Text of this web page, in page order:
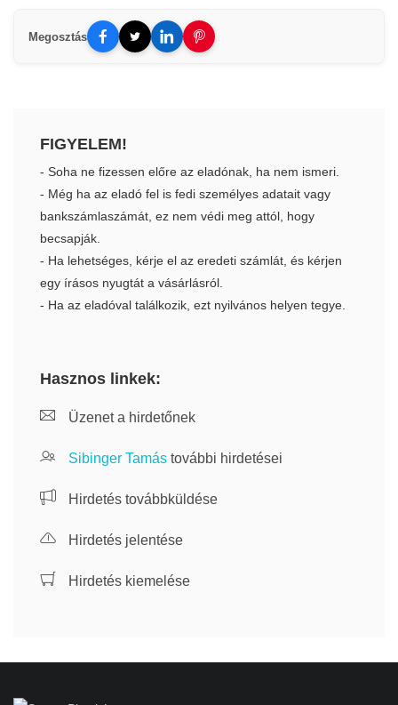
Megosztás
FIGYELEM!
- Soha ne fizessen előre az eladónak, ha nem ismeri.
- Még ha az eladó fel is fedi személyes adatait vagy
bankszámlaszámát, ez nem védi meg attól, hogy
becsapják.
- Ha lehetséges, kérje el az eredeti számlát, és kérjen
egy írásos nyugtát a vásárlásról.
- Ha az eladóval találkozik, ezt nyilvános helyen tegye.
Hasznos linkek:
Üzenet a hirdetőnek
Sibinger Tamás további hirdetései
Hirdetés továbbküldése
Hirdetés jelentése
Hirdetés kiemelése